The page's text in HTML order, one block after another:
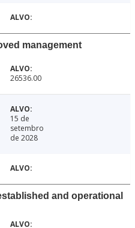
management
26536.00
15 de
setembro
de 2028
and operational